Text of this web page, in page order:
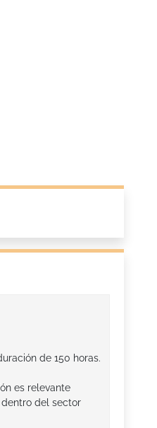
de 150 horas.
es relevante
del sector